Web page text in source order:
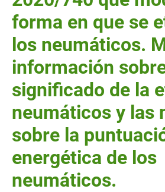
forma en que se
los neumáticos.
información
significado de la
neumáticos y las
sobre la
energética de los
neumáticos.